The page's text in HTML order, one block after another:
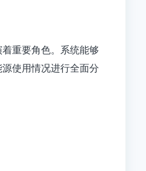
重要角色。系统能够
使用情况进行全面分